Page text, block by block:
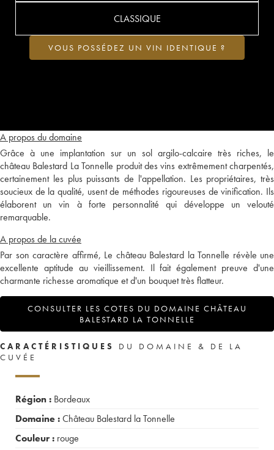
A propos du domaine
Grâce à une implantation sur un sol argilo-calcaire très riches, le
château Balestard La Tonnelle produit des vins extrêmement charpentés,
certainement les plus puissants de l'appellation. Les propriétaires, très
soucieux de la qualité, usent de méthodes rigoureuses de vinification. Ils
élaborent un vin à forte personnalité qui développe un velouté
remarquable.
A propos de la cuvée
Par son caractère affirmé, Le château Balestard la Tonnelle révèle une
excellente aptitude au vieillissement. Il fait également preuve d'une
charmante richesse aromatique et d'un bouquet très flatteur.
CONSULTER LES COTES DU DOMAINE CHÂTEAU
BALESTARD LA TONNELLE
CLASSIQUE
VOUS POSSÉDEZ UN VIN IDENTIQUE ?
CARACTÉRISTIQUES
DU DOMAINE & DE LA
CUVÉE
Région : Bordeaux
Domaine :Château Balestard la Tonnelle
Couleur : rouge